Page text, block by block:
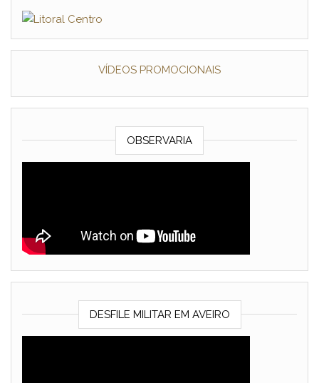
VÍDEOS PROMOCIONAIS
OBSERVARIA
DESFILE MILITAR EM AVEIRO